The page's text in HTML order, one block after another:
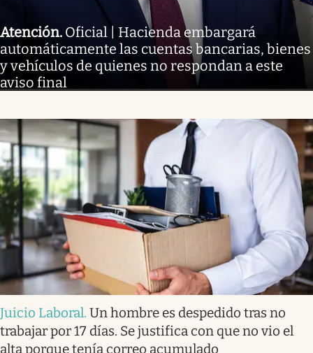
Atención. Oficial | Hacienda embargará
automáticamente las cuentas bancarias, bienes
y vehículos de quienes no respondan a este
aviso final
Juicio Laboral. Un hombre es despedido tras no
trabajar por 17 días. Se justifica con que no vio el
alta porque tenía correo acumulado